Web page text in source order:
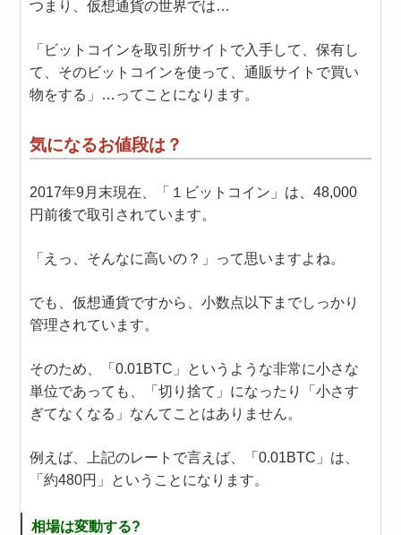
つまり、仮想通貨の世界では…
「ビットコインを取引所サイトで入手して、保有し
て、そのビットコインを使って、通販サイトで買い
物をする」…ってことになります。
気になるお値段は？
2017年9月末現在、「１ビットコイン」は、48,000
円前後で取引されています。
「えっ、そんなに高いの？」って思いますよね。
でも、仮想通貨ですから、小数点以下までしっかり
管理されています。
そのため、「0.01BTC」というような非常に小さな
単位であっても、「切り捨て」になったり「小さす
ぎてなくなる」なんてことはありません。
例えば、上記のレートで言えば、「0.01BTC」は、
「約480円」ということになります。
相場は変動する?